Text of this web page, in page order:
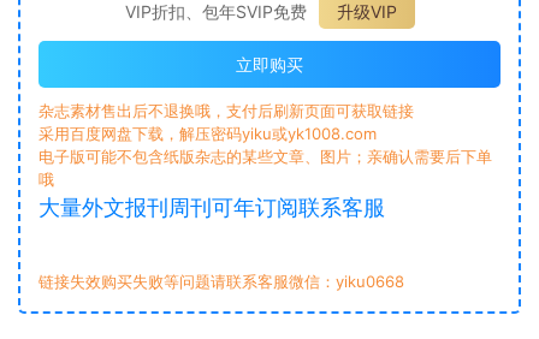
VIP折扣、包年SVIP免费
升级VIP
立即购买
杂志素材售出后不退换哦，支付后刷新页面可获取链接
采用百度网盘下载，解压密码yiku或yk1008.com
电子版可能不包含纸版杂志的某些文章、图片；亲确认需要后下单
哦
大量外文报刊周刊可年订阅联系客服
链接失效购买失败等问题请联系客服微信：yiku0668